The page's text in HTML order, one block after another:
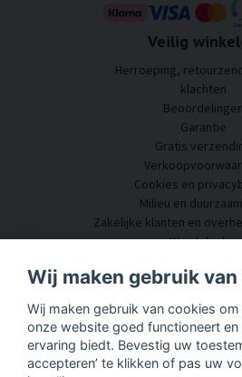
Veilig
Herroeping,
klachten
Beoordelingen
Garantie
Gratis
Cookies en
Milieu en
Zakelijke klanten en
Word dealer
Neem contact met
Akoestisch
Montage en
Vragen en
Wij maken gebruik
Wij maken gebruik van cookies
onze website goed functioneert
ervaring biedt. Bevestig uw
accepteren’ te klikken of pas uw